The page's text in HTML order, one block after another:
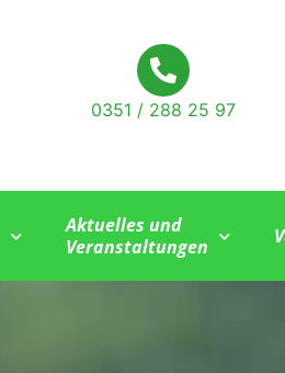
0351 / 288 25 97
Aktuelles und
Veranstaltungen